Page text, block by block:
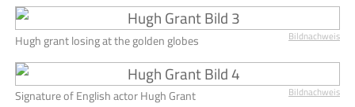
Bildnachweis
Hugh grant losing at the golden globes
Bildnachweis
Signature of English actor Hugh Grant